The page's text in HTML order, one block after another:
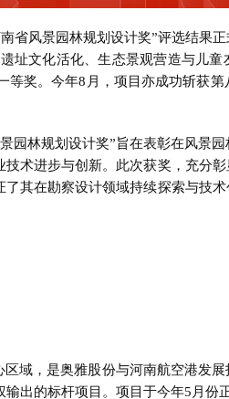
省风景园林规划设计奖”评选结果
址文化活化、生态景观营造与儿
奖。今年8月，项目亦成功斩获第
园林规划设计奖”旨在表彰在风景
术进步与创新。此次获奖，充分
其在勘察设计领域持续探索与技
域，是奥雅股份与河南航空港发
出的标杆项目。项目于今年5月份